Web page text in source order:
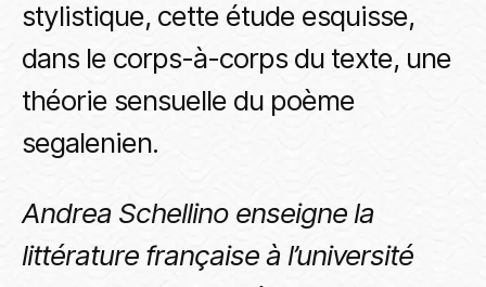
stylistique, cette étude esquisse,
dans le corps-à-corps du texte, une
théorie sensuelle du poème
segalenien.
Andrea Schellino enseigne la
littérature française à l’université